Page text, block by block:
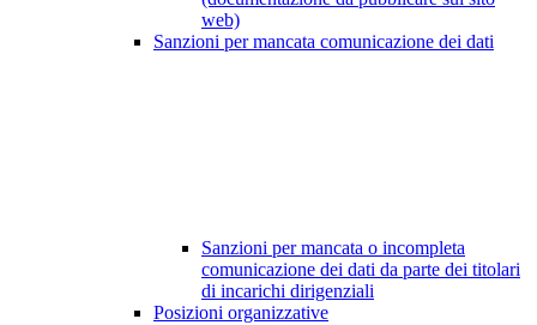
web)
Sanzioni per mancata comunicazione dei dati
Sanzioni per mancata o incompleta
comunicazione dei dati da parte dei titolari
di incarichi dirigenziali
Posizioni organizzative